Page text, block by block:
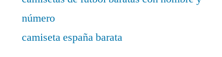
número
camiseta españa barata